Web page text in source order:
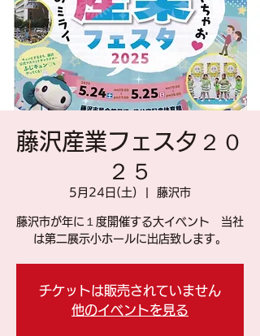
藤沢産業フェスタ２０
２５
5月24日(土) 藤沢市
藤沢市が年に１度開催する大イベント 当社
は第二展示小ホールに出店致します。
チケットは販売されていません
他のイベントを見る